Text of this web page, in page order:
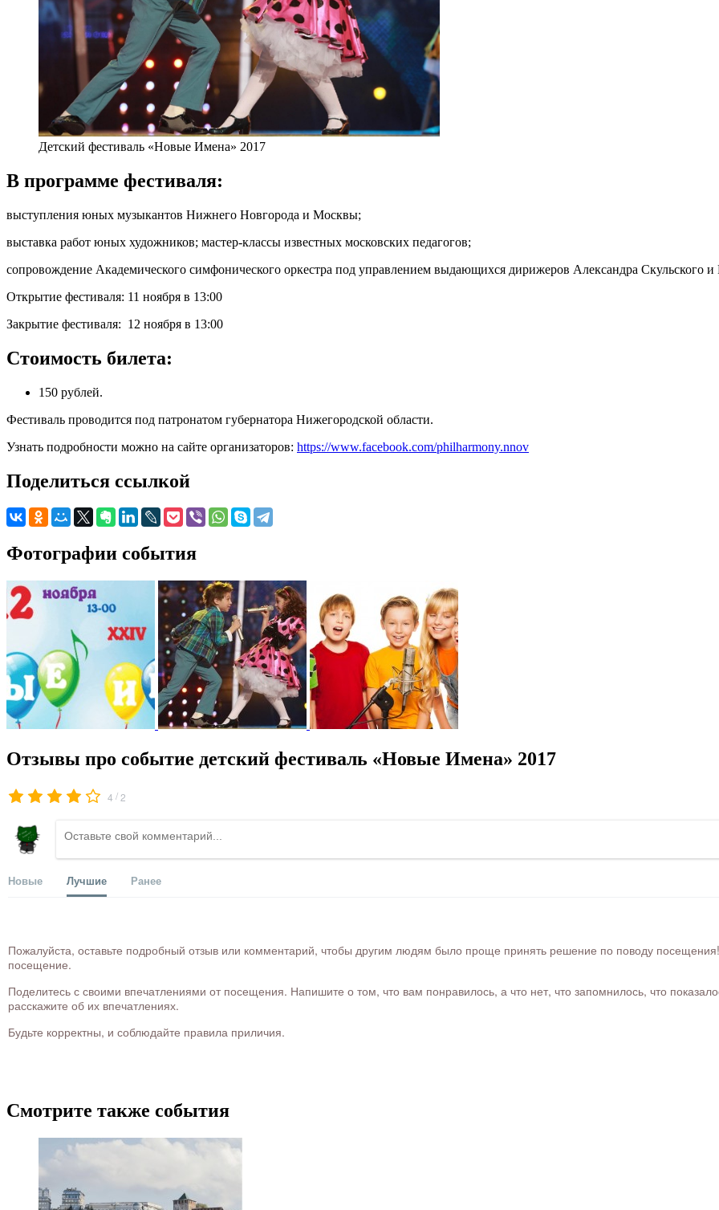
Детский фестиваль «Новые Имена» 2017
В программе фестиваля:
выступления юных музыкантов Нижнего Новгорода и Москвы;
выставка работ юных художников; мастер-классы известных московских педагогов;
сопровождение Академического симфонического оркестра под управлением выдающихся дирижеров Александра Скульского
Открытие фестиваля: 11 ноября в 13:00
Закрытие фестиваля: 12 ноября в 13:00
Стоимость билета:
150 рублей.
Фестиваль проводится под патронатом губернатора Нижегородской области.
Узнать подробности можно на сайте организаторов: https://www.facebook.com/philharmony.nnov
Поделиться ссылкой
Фотографии события
Отзывы про событие детский фестиваль «Новые Имена» 2017
4 /2
Новые Лучшие Ранее
Пожалуйста, оставьте подробный отзыв или комментарий, чтобы другим людям было проще принять решение по поводу посещения!
посещение.
Поделитесь с своими впечатлениями от посещения. Напишите о том, что вам понравилось, а что нет, что запомнилось, что
расскажите об их впечатлениях.
Будьте корректны, и соблюдайте правила приличия.
Смотрите также события